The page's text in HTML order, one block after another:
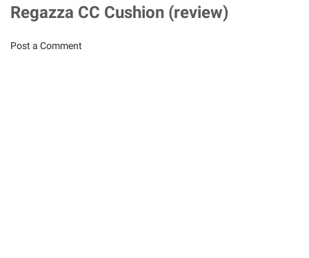
Regazza CC Cushion (review)
Post a Comment